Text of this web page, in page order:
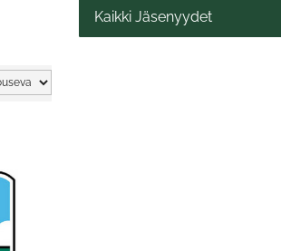
Kaikki Jäsenyydet